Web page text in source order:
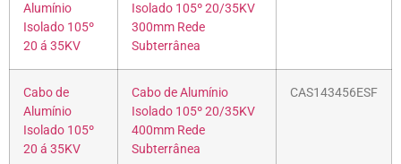
Alumínio
Isolado 105º
20 á 35KV
Isolado 105º 20/35KV
300mm Rede
Subterrânea
Cabo de
Alumínio
Isolado 105º
20 á 35KV
Cabo de Alumínio
Isolado 105º 20/35KV
400mm Rede
Subterrânea
CAS143456ESF